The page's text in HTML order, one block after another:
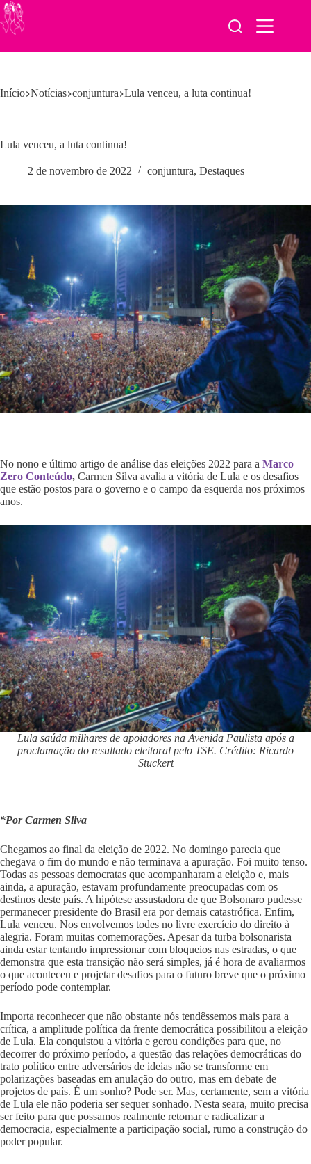
Pular
para
o
Início Notícias conjuntura Lula venceu, a luta continua!
Lula venceu, a luta continua!
2 de novembro de 2022 conjuntura, Destaques
No nono e último artigo de análise das eleições 2022 para a Marco
Zero Conteúdo, Carmen Silva avalia a vitória de Lula e os desafios
que estão postos para o governo e o campo da esquerda nos próximos
anos.
Lula saúda milhares de apoiadores na Avenida Paulista após a
proclamação do resultado eleitoral pelo TSE. Crédito: Ricardo
Stuckert
*Por Carmen Silva
Chegamos ao final da eleição de 2022. No domingo parecia que
chegava o fim do mundo e não terminava a apuração. Foi muito tenso.
Todas as pessoas democratas que acompanharam a eleição e, mais
ainda, a apuração, estavam profundamente preocupadas com os
destinos deste país. A hipótese assustadora de que Bolsonaro pudesse
permanecer presidente do Brasil era por demais catastrófica. Enfim,
Lula venceu. Nos envolvemos todes no livre exercício do direito à
alegria. Foram muitas comemorações. Apesar da turba bolsonarista
ainda estar tentando impressionar com bloqueios nas estradas, o que
demonstra que esta transição não será simples, já é hora de avaliarmos
o que aconteceu e projetar desafios para o futuro breve que o próximo
período pode contemplar.
Importa reconhecer que não obstante nós tendêssemos mais para a
crítica, a amplitude política da frente democrática possibilitou a eleição
de Lula. Ela conquistou a vitória e gerou condições para que, no
decorrer do próximo período, a questão das relações democráticas do
trato político entre adversários de ideias não se transforme em
polarizações baseadas em anulação do outro, mas em debate de
projetos de país. É um sonho? Pode ser. Mas, certamente, sem a vitória
de Lula ele não poderia ser sequer sonhado. Nesta seara, muito precisa
ser feito para que possamos realmente retomar e radicalizar a
democracia, especialmente a participação social, rumo a construção do
poder popular.